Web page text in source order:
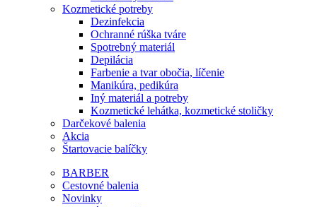
Kozmetické potreby
Dezinfekcia
Ochranné rúška tváre
Spotrebný materiál
Depilácia
Farbenie a tvar obočia, líčenie
Manikúra, pedikúra
Iný materiál a potreby
Kozmetické lehátka, kozmetické stoličky
Darčekové balenia
Akcia
Štartovacie balíčky
BARBER
Cestovné balenia
Novinky